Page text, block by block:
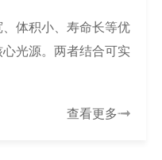
体积小、寿命长等优
光源。两者结合可实
查看更多